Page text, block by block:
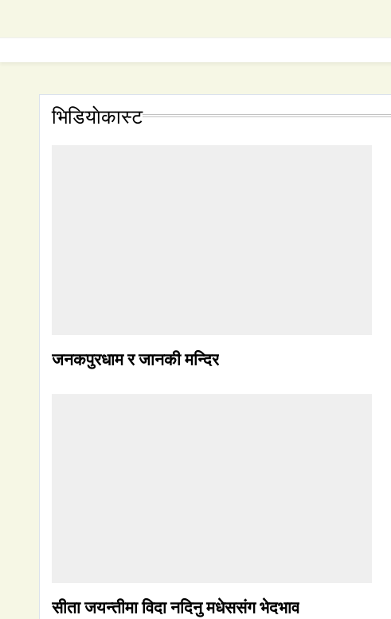
भिडियाेकास्ट
जनकपुरधाम र जानकी मन्दिर
सीता जयन्तीमा विदा नदिनु मधेससंग भेदभाव